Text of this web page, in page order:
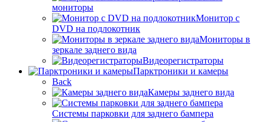
мониторы
Монитор с
DVD на подлокотник
Мониторы в
зеркале заднего вида
Видеорегистраторы
Парктроники и камеры
Back
Камеры заднего вида
Системы парковки для заднего бампера